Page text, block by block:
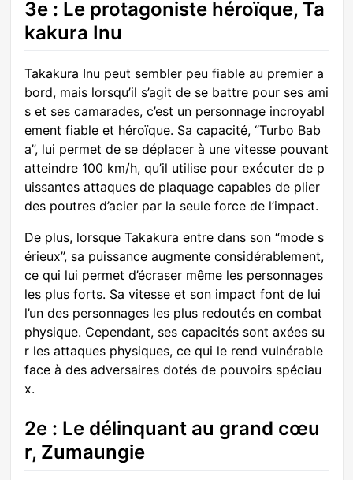
3e : Le protagoniste héroïque, Ta
kakura Inu
Takakura Inu peut sembler peu fiable au premier a
bord, mais lorsqu’il s’agit de se battre pour ses ami
s et ses camarades, c’est un personnage incroyabl
ement fiable et héroïque. Sa capacité, “Turbo Bab
a”, lui permet de se déplacer à une vitesse pouvant
atteindre 100 km/h, qu’il utilise pour exécuter de p
uissantes attaques de plaquage capables de plier
des poutres d’acier par la seule force de l’impact.
De plus, lorsque Takakura entre dans son “mode s
érieux”, sa puissance augmente considérablement,
ce qui lui permet d’écraser même les personnages
les plus forts. Sa vitesse et son impact font de lui
l’un des personnages les plus redoutés en combat
physique. Cependant, ses capacités sont axées su
r les attaques physiques, ce qui le rend vulnérable
face à des adversaires dotés de pouvoirs spéciau
x.
2e : Le délinquant au grand cœu
r, Zumaungie